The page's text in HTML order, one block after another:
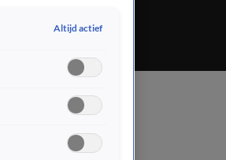
Altijd actief